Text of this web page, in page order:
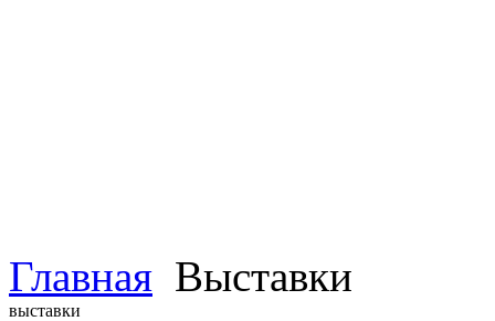
Главная Выставки
выставки